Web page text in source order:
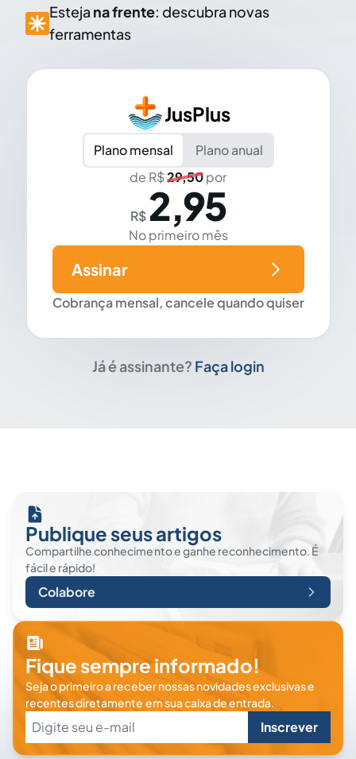
Esteja na frente: descubra novas
ferramentas
JusPlus
Plano mensal
Plano anual
de R$29,50por
R$ 2,95
No primeiro mês
Cobrança mensal, cancele quando quiser
Assinar
Já é assinante? Faça login
Publique seus artigos
Compartilhe conhecimento e ganhe reconhecimento. É
fácil e rápido!
Colabore
Fique sempre informado!
Seja o primeiro a receber nossas novidades exclusivas e
recentes diretamente em sua caixa de entrada.
Inscrever